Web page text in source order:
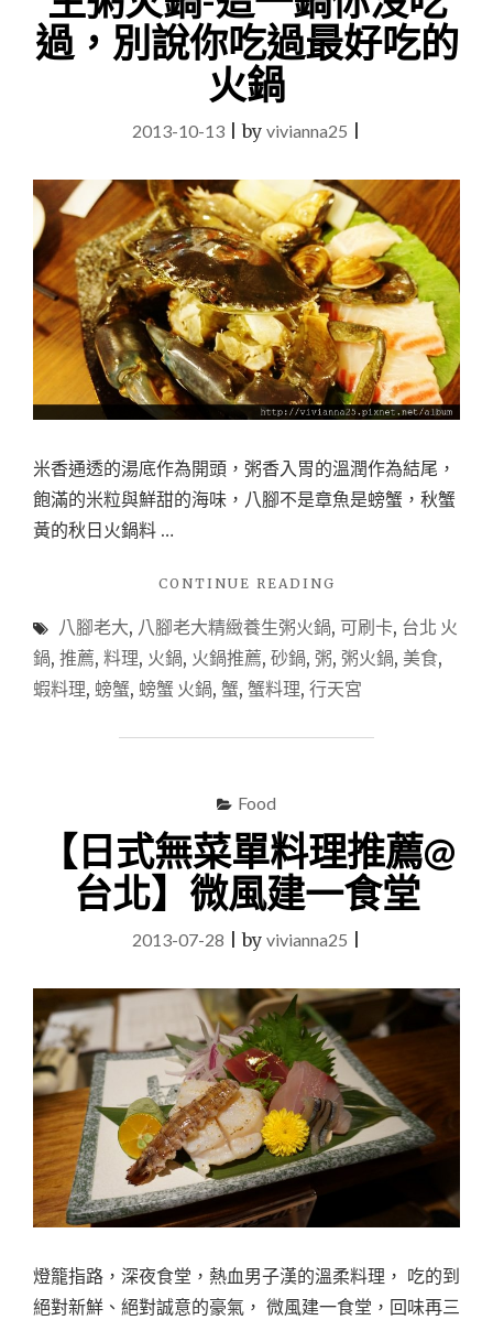
著
做
不
大
叫
的
高
CP
值
美
味
握
壽
司，
吃
到
讓
手
舞
足
蹈
花
過，別說你吃過最好吃的
火鍋
2013-10-13 |by vivianna25
米香通透的湯底作為開頭，粥香入胃的溫潤作為結尾，
飽滿的米粒與鮮甜的海味，八腳不是章魚是螃蟹，秋蟹
黃的秋日火鍋料 …
CONTINUE READING
粥
火
鍋
美
推
北
行
天
宮】
腳
大
生
粥
火
鍋-
這
一
沒
過，
別
八腳老大, 八腳老大精緻養生粥火鍋, 可刷卡, 台北 火
鍋, 推薦, 料理, 火鍋, 火鍋推薦, 砂鍋, 粥, 粥火鍋, 美食,
蝦料理, 螃蟹, 螃蟹 火鍋, 蟹, 蟹料理, 行天宮
Food
【日式無菜單料理推薦@
台北】微風建一食堂
2013-07-28 |by vivianna25
燈籠指路，深夜食堂，熱血男子漢的溫柔料理， 吃的到
絕對新鮮、絕對誠意的豪氣， 微風建一食堂，回味再三